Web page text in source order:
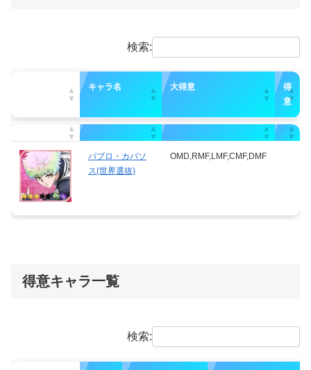
検索:
キャラ名 大得意
得
意
キャラ名 大得意
得
パブロ・カバソ
ス(世界選抜)
OMD,RMF,LMF,CMF,DMF
得意キャラ一覧
検索: